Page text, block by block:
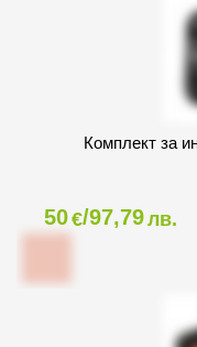
Комплект за
50€/97,79лв.